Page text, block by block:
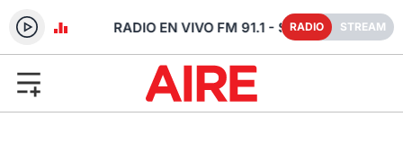
FE RADIO STREAM